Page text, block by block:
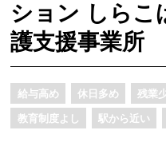
ション しらこ
護支援事業所
給与高め 休日多め 残業
教育制度よし 駅から近い